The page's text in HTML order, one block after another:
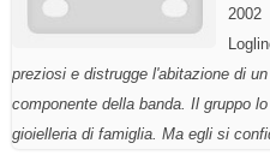
2002
preziosi e distrugge l'abitazione di
componente della banda. Il gruppo
gioielleria di famiglia. Ma egli si